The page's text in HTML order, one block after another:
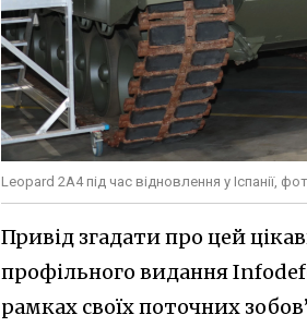
Leopard 2A4 під час відновлення у Іспанії,
Привід згадати про цей
профільного видання
рамках своїх поточних